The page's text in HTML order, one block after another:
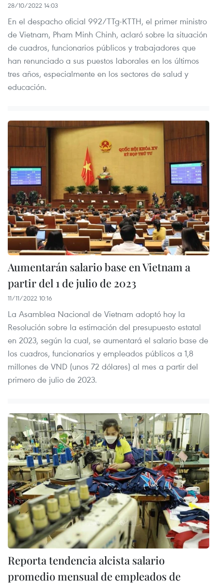
28/10/2022 14:03
En el despacho oficial 992/TTg-KTTH, el primer ministro
de Vietnam, Pham Minh Chinh, aclaró sobre la situación
de cuadros, funcionarios públicos y trabajadores que
han renunciado a sus puestos laborales en los últimos
tres años, especialmente en los sectores de salud y
educación.
Aumentarán salario base en Vietnam a
partir del 1 de julio de 2023
11/11/2022 10:16
La Asamblea Nacional de Vietnam adoptó hoy la
Resolución sobre la estimación del presupuesto estatal
en 2023, según la cual, se aumentará el salario base de
los cuadros, funcionarios y empleados públicos a 1,8
millones de VND (unos 72 dólares) al mes a partir del
primero de julio de 2023.
Reporta tendencia alcista salario
promedio mensual de empleados de